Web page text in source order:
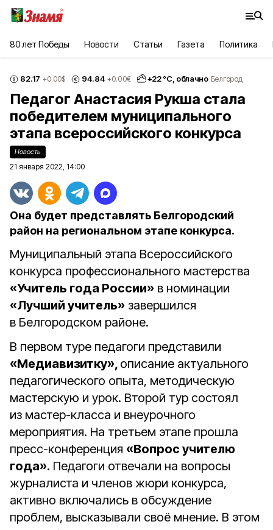
80 лет Победы Новости Статьи Газета Политика
82.17 +0.00$ 94.84 +0.00€ +22°С, облачно Белгород
Педагог Анастасия Рукша стала
победителем муниципального
этапа всероссийского конкурса
Новость
21 января 2022, 14:00
Она будет представлять Белгородский
район на региональном этапе конкурса.
Муниципальный этапа Всероссийского
конкурса профессионального мастерства
«Учитель года России» в номинации
«Лучший учитель» завершился
в Белгородском районе.
В первом туре педагоги представили
«Медиавизитку», описание актуального
педагогического опыта, методическую
мастерскую и урок. Второй тур состоял
из мастер-класса и внеурочного
мероприятия. На третьем этапе прошла
пресс-конференция «Вопрос учителю
года». Педагоги отвечали на вопросы
журналиста и членов жюри конкурса,
активно включались в обсуждение
проблем, высказывали своё мнение. В этом